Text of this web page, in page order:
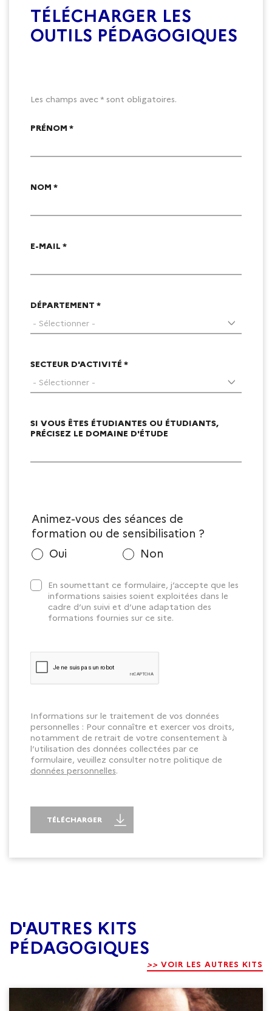
TÉLÉCHARGER LES
OUTILS PÉDAGOGIQUES
Les champs avec * sont obligatoires.
PRÉNOM *
NOM *
E-MAIL *
DÉPARTEMENT *
SECTEUR D'ACTIVITÉ *
SI VOUS ÊTES ÉTUDIANTES OU ÉTUDIANTS,
PRÉCISEZ LE DOMAINE D'ÉTUDE
Animez-vous des séances de
formation ou de sensibilisation ?
Oui
Non
En soumettant ce formulaire, j’accepte que les
informations saisies soient exploitées dans le
cadre d’un suivi et d’une adaptation des
formations fournies sur ce site.
Informations sur le traitement de vos données
personnelles : Pour connaître et exercer vos droits,
notamment de retrait de votre consentement à
l’utilisation des données collectées par ce
formulaire, veuillez consulter notre politique de
données personnelles.
TÉLÉCHARGER
D'AUTRES KITS
PÉDAGOGIQUES
>> VOIR LES AUTRES KITS